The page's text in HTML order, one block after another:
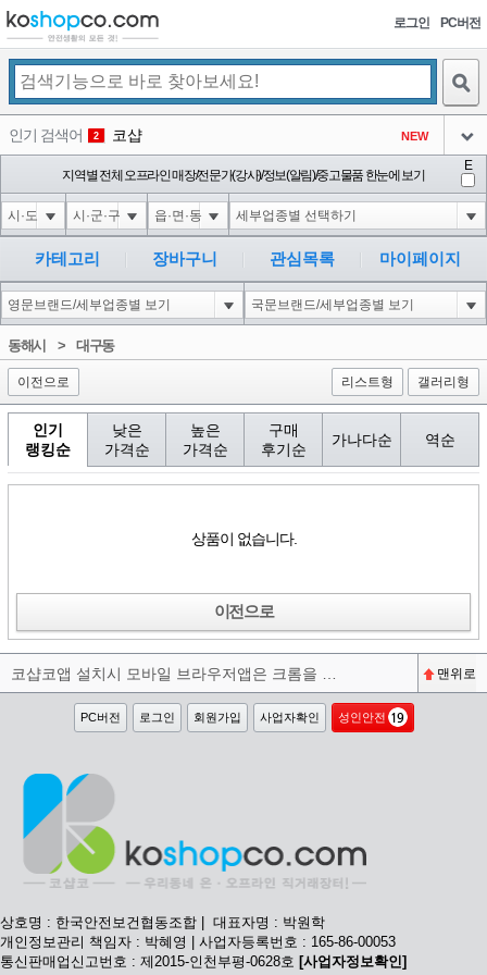
로그인 PC버전
인기 검색어 2 코샵 NEW
3 익스
아이콘
4 미끄럼방지
아이콘
5 대성설렁탕
아이콘
-16
6 1-1 waitfor delay '0:0:15' --
아이콘
0
1
지역별 전체 오프라인 매장/전문가(강사)/정보(알림)/중고물품 한눈에 보기
E
카테고리 장바구니 관심목록 마이페이지
동해시 > 대구동
이전으로 리스트형 갤러리형
인기
랭킹순
낮은
가격순
높은
가격순
구매
후기순
가나다순 역순
상품이 없습니다.
이전으로
맨위로
PC버전 로그인 회원가입 사업자확인 성인안전
상호명 : 한국안전보건협동조합 | 대표자명 : 박원학
개인정보관리 책임자 : 박혜영 | 사업자등록번호 : 165-86-00053
통신판매업신고번호 : 제2015-인천부평-0628호 [사업자정보확인]